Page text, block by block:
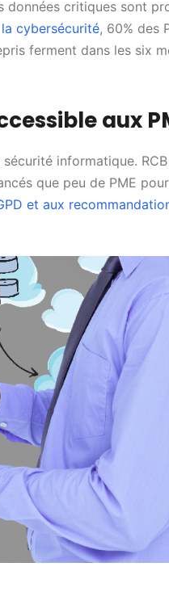
données critiques sont
la cybersécurité, 60% des
ferment dans les six
aux
informatique. RCB
que peu de PME
et aux